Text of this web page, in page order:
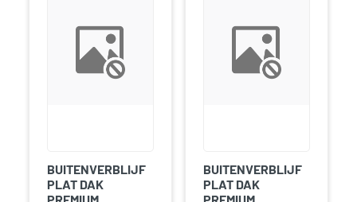
BUITENVERBLIJF
PLAT DAK
BUITENVERBLIJF
PLAT DAK